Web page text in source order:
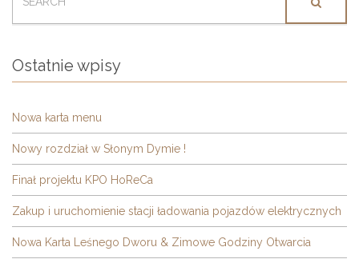
FOR:
Ostatnie wpisy
Nowa karta menu
Nowy rozdział w Słonym Dymie !
Finał projektu KPO HoReCa
Zakup i uruchomienie stacji ładowania pojazdów elektrycznych
Nowa Karta Leśnego Dworu & Zimowe Godziny Otwarcia